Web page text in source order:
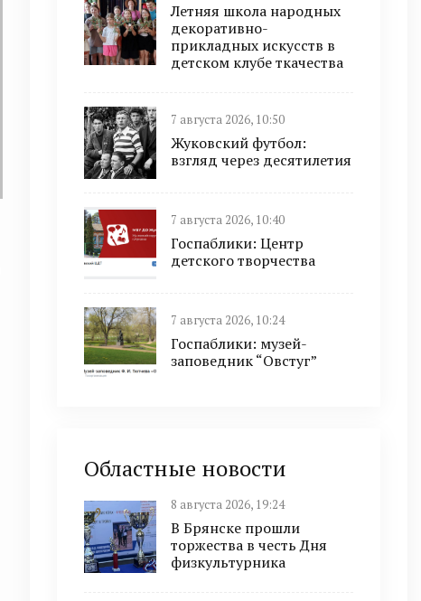
Летняя школа народных
декоративно-
прикладных искусств в
детском клубе ткачества
7 августа 2026, 10:50
Жуковский футбол:
взгляд через десятилетия
7 августа 2026, 10:40
Госпаблики: Центр
детского творчества
7 августа 2026, 10:24
Госпаблики: музей-
заповедник “Овстуг”
Областные новости
8 августа 2026, 19:24
В Брянске прошли
торжества в честь Дня
физкультурника